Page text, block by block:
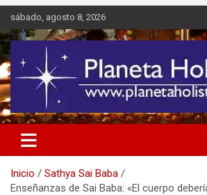
Saltar
contenido
sábado, agosto 8, 2026
Planeta Holístico
Difusión de espiritualidad, terapias
talleres y seminarios
Inicio
Sathya Sai Baba
Enseñanzas de Sai Baba: «El cuerpo